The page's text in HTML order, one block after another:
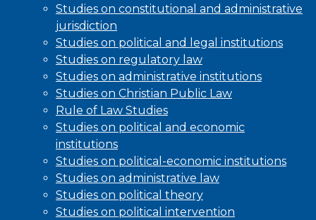
Studies on constitutional and administrative
jurisdiction
Studies on political and legal institutions
Studies on regulatory law
Studies on administrative institutions
Studies on Christian Public Law
Rule of Law Studies
Studies on political and economic
institutions
Studies on political-economic institutions
Studies on administrative law
Studies on political theory
Studies on political intervention